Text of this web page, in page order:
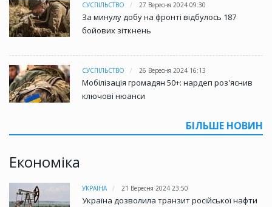
СУСПІЛЬСТВО 27 Вересня 2024 09:30
За минулу добу на фронті відбулось 187
бойових зіткнень
СУСПІЛЬСТВО 26 Вересня 2024 16:13
Мобілізація громадян 50+: нардеп роз'яснив
ключові нюанси
БІЛЬШЕ НОВИН
Економіка
УКРАЇНА 21 Вересня 2024 23:50
Україна дозволила транзит російської нафти